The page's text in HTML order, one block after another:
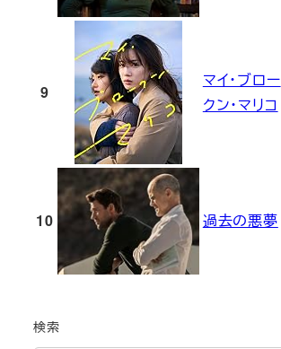
9
マイ・ブロー
クン・マリコ
10 過去の悪夢
検索